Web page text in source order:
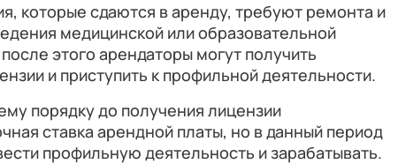
которые сдаются в аренду, требуют ремонта и
медицинской или образовательной
этого арендаторы могут получить
и приступить к профильной деятельности.
порядку до получения лицензии
ставка арендной платы, но в данный период
профильную деятельность и зарабатывать.